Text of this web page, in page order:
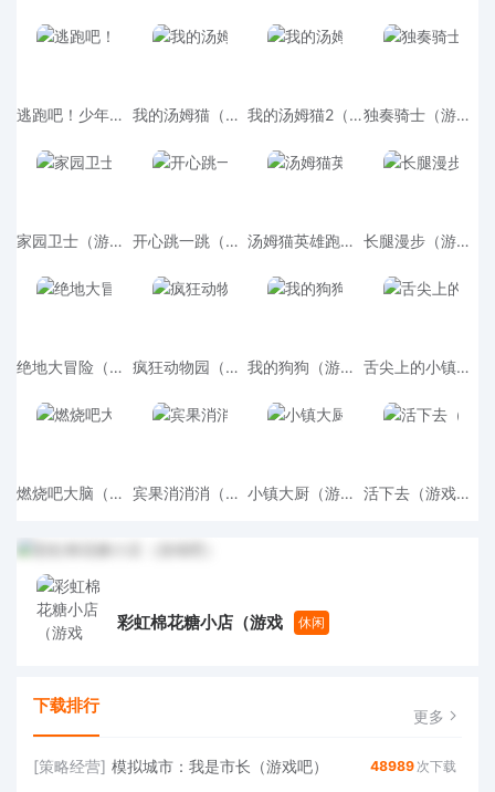
逃跑吧！少年（游戏吧） 我的汤姆猫（游戏吧） 我的汤姆猫2（游戏吧） 独奏骑士（游戏吧）
家园卫士（游戏吧） 开心跳一跳（游戏吧） 汤姆猫英雄跑酷（游戏吧） 长腿漫步（游戏吧）
绝地大冒险（游戏吧） 疯狂动物园（游戏吧） 我的狗狗（游戏吧） 舌尖上的小镇（游戏吧）
燃烧吧大脑（游戏吧） 宾果消消消（游戏吧） 小镇大厨（游戏吧） 活下去（游戏吧）
彩虹棉花糖小店（游戏 休闲
下载排行 更多
[策略经营] 模拟城市：我是市长（游戏吧） 48989 次下载